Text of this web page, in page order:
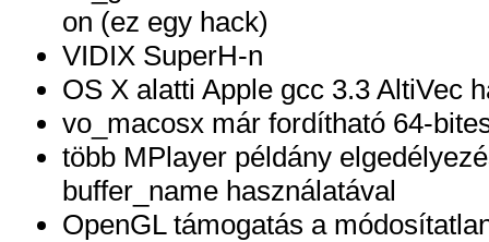
on (ez egy hack)
VIDIX SuperH-n
OS X alatti Apple gcc 3.3 AltiVec
vo_macosx már fordítható 64-
több MPlayer példány
buffer_name használatával
OpenGL támogatás a